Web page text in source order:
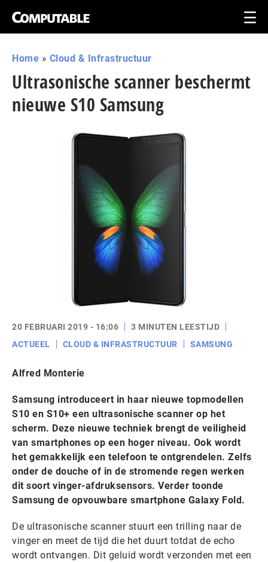
Home » Cloud & Infrastructuur
Ultrasonische scanner beschermt
nieuwe S10 Samsung
20 FEBRUARI 2019 - 16:06
3 MINUTEN LEESTIJD
ACTUEEL
CLOUD & INFRASTRUCTUUR SAMSUNG
Alfred Monterie
Samsung introduceert in haar nieuwe topmodellen
S10 en S10+ een ultrasonische scanner op het
scherm. Deze nieuwe techniek brengt de veiligheid
van smartphones op een hoger niveau. Ook wordt
het gemakkelijk een telefoon te ontgrendelen. Zelfs
onder de douche of in de stromende regen werken
dit soort vinger-afdruksensors. Verder toonde
Samsung de opvouwbare smartphone Galaxy Fold.
De ultrasonische scanner stuurt een trilling naar de
vinger en meet de tijd die het duurt totdat de echo
wordt ontvangen. Dit geluid wordt verzonden met een